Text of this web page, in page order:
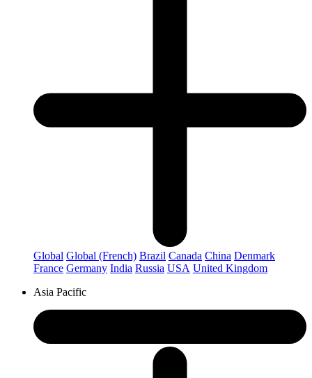
Global Global (French) Brazil Canada China Denmark
France Germany India Russia USA United Kingdom
Asia Pacific